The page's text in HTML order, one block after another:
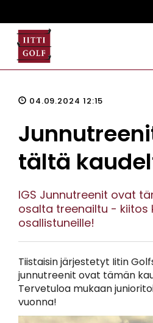
04.09.2024 12:15
tältä
IGS Junnutreenit ovat
osalta treenailtu - kiitos
osallistuneille!
Tiistaisin järjestetyt Iitin
junnutreenit ovat tämän
Tervetuloa mukaan
vuonna!